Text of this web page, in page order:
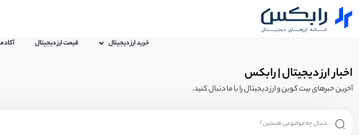
خرید ارز دیجیتال قیمت ارز دیجیتال
اخبار ارز دیجیتال | رابکس
آخرین خبرهای بیت کوین و ارز دیجیتال را با ما دنبال کنید.